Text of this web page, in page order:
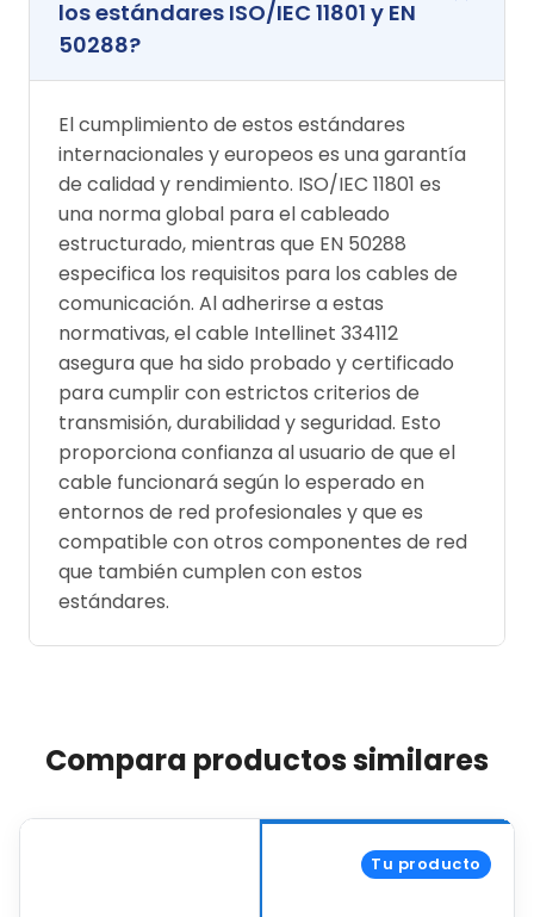
los estándares ISO/IEC 11801 y EN
50288?
El cumplimiento de estos estándares
internacionales y europeos es una garantía
de calidad y rendimiento. ISO/IEC 11801 es
una norma global para el cableado
estructurado, mientras que EN 50288
especifica los requisitos para los cables de
comunicación. Al adherirse a estas
normativas, el cable Intellinet 334112
asegura que ha sido probado y certificado
para cumplir con estrictos criterios de
transmisión, durabilidad y seguridad. Esto
proporciona confianza al usuario de que el
cable funcionará según lo esperado en
entornos de red profesionales y que es
compatible con otros componentes de red
que también cumplen con estos
estándares.
Compara productos similares
Tu producto